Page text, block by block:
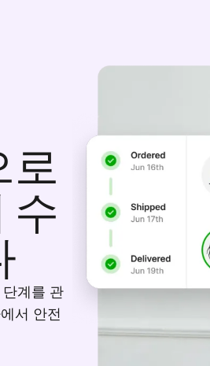
로
수
계를 관
서 안전